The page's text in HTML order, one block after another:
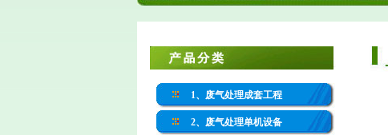
1、废气处理成套工程
2、废气处理单机设备